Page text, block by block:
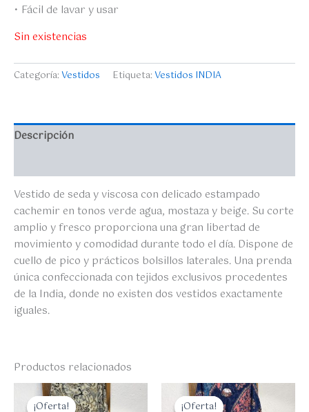
• Fácil de lavar y usar
Sin existencias
Categoría:Vestidos Etiqueta:Vestidos INDIA
Descripción
Vestido de seda y viscosa con delicado estampado
cachemir en tonos verde agua, mostaza y beige. Su corte
amplio y fresco proporciona una gran libertad de
movimiento y comodidad durante todo el día. Dispone de
cuello de pico y prácticos bolsillos laterales. Una prenda
única confeccionada con tejidos exclusivos procedentes
de la India, donde no existen dos vestidos exactamente
iguales.
Productos relacionados
¡Oferta!
¡Oferta!
El
precio
El
precio ¡Oferta!
¡Oferta!
El
precio
El
precio